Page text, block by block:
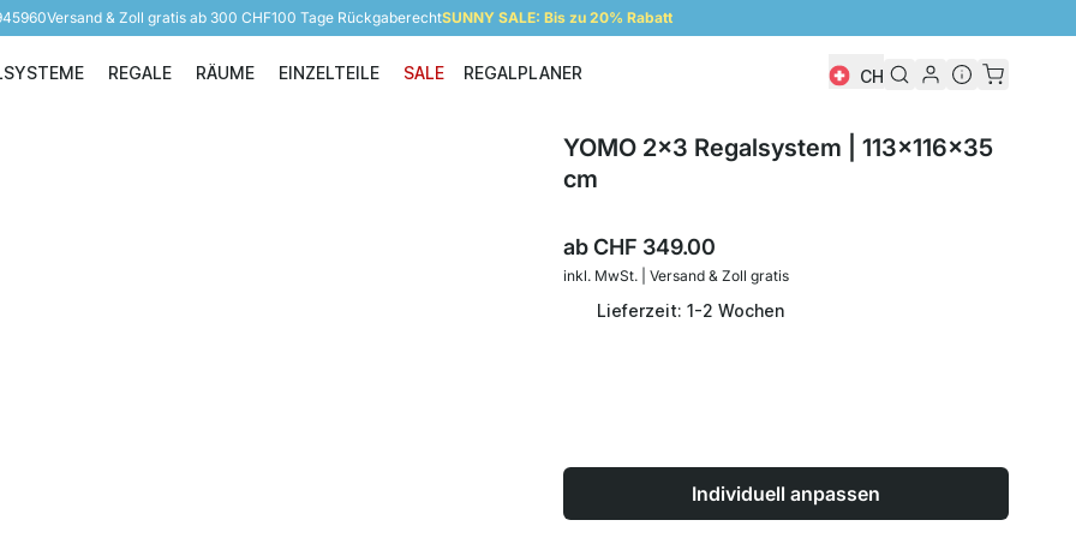
Versand & Zoll gratis ab 300 CHF100 Tage RückgaberechtSUNNY SALE: Bis zu 20% Rabatt
Regalsysteme
REGALE
Regale
RÄUME
Räume
EINZELTEILE
Einzelteile
SALE REGALPLANER CH
YOMO 2x3 Regalsystem | 113x116x35
cm
abCHF 349.00
inkl. MwSt. | Versand & Zoll gratis
Lieferzeit: 1-2 Wochen
Individuell anpassen